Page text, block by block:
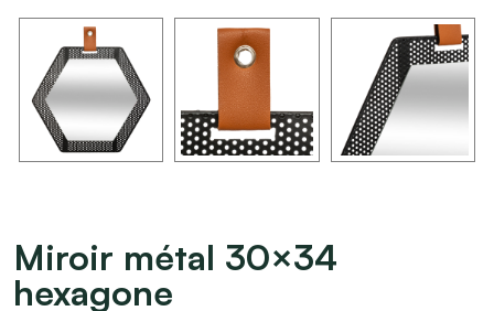
Miroir métal 30×34
hexagone